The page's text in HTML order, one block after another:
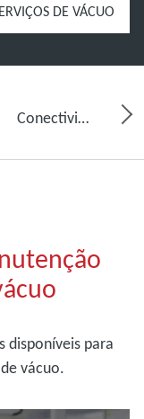
DE VÁCUO
Conectividade, monitorização e deteção
disponíveis para
vácuo.